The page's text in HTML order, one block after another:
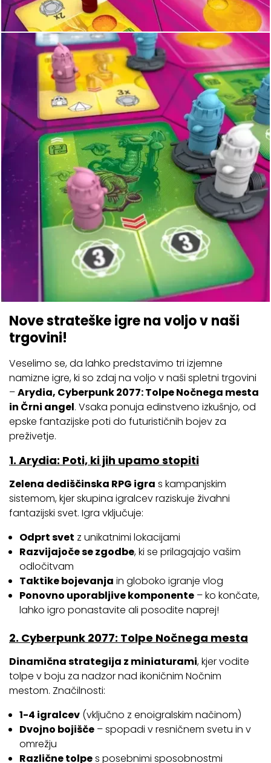
Nove strateške igre na voljo v naši
trgovini!
Veselimo se, da lahko predstavimo tri izjemne
namizne igre, ki so zdaj na voljo v naši spletni trgovini
–Arydia, Cyberpunk 2077: Tolpe Nočnega mesta
in Črni angel. Vsaka ponuja edinstveno izkušnjo, od
epske fantazijske poti do futurističnih bojev za
preživetje.
1. Arydia: Poti, ki jih upamo stopiti
Zelena dediščinska RPG igra s kampanjskim
sistemom, kjer skupina igralcev raziskuje živahni
fantazijski svet. Igra vključuje:
Odprt svet z unikatnimi lokacijami
Razvijajoče se zgodbe, ki se prilagajajo vašim
odločitvam
Taktike bojevanja in globoko igranje vlog
Ponovno uporabljive komponente – ko končate,
lahko igro ponastavite ali posodite naprej!
2. Cyberpunk 2077: Tolpe Nočnega mesta
Dinamična strategija z miniaturami, kjer vodite
tolpe v boju za nadzor nad ikoničnim Nočnim
mestom. Značilnosti:
1-4 igralcev (vključno z enoigralskim načinom)
Dvojno bojišče – spopadi v resničnem svetu in v
omrežju
Različne tolpes posebnimi sposobnostmi